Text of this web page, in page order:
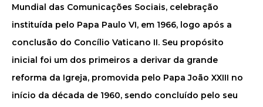
Mundial das Comunicações Sociais, celebração
instituída pelo Papa Paulo VI, em 1966, logo após a
conclusão do Concílio Vaticano II. Seu propósito
inicial foi um dos primeiros a derivar da grande
reforma da Igreja, promovida pelo Papa João XXIII no
início da década de 1960, sendo concluído pelo seu